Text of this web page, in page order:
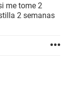
me tome 2
2 semanas